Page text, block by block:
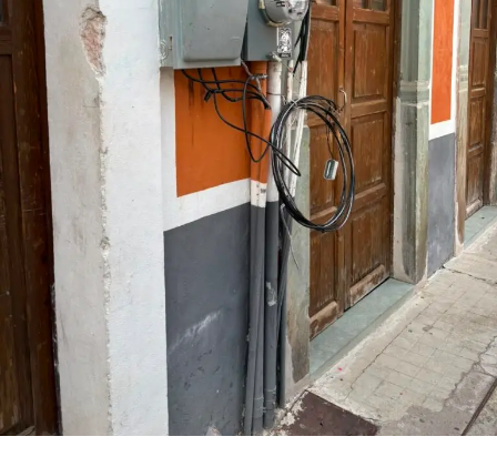
dedicaron décadas a la educación universitaria
permanece en las generaciones presentes y futuras.